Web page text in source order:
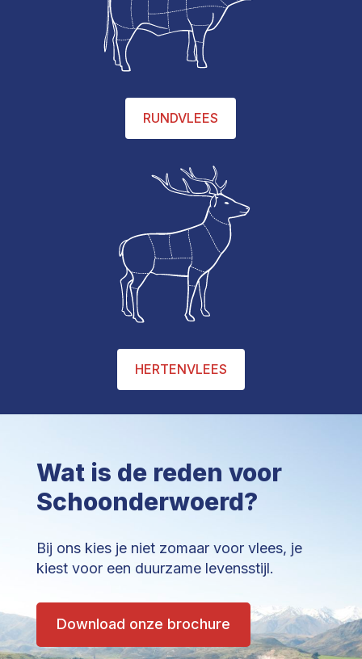
RUNDVLEES
HERTENVLEES
Wat is de reden voor
Schoonderwoerd?
Bij ons kies je niet zomaar voor vlees, je
kiest voor een duurzame levensstijl.
Download onze brochure